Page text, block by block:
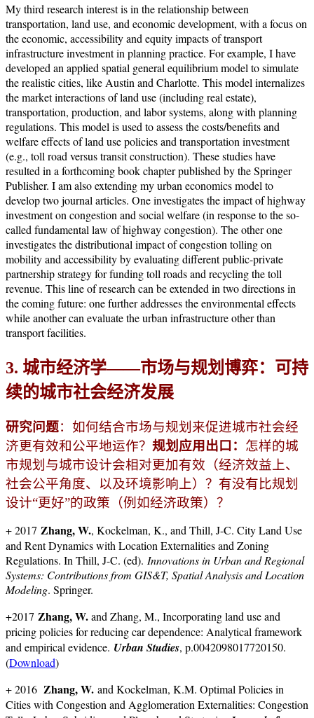
My third research interest is in the relationship between
transportation, land use, and economic development, with a focus on
the economic, accessibility and equity impacts of transport
infrastructure investment in planning practice. For example, I have
developed an applied spatial general equilibrium model to simulate
the realistic cities, like Austin and Charlotte. This model internalizes
the market interactions of land use (including real estate),
transportation, production, and labor systems, along with planning
regulations. This model is used to assess the costs/benefits and
welfare effects of land use policies and transportation investment
(e.g., toll road versus transit construction). These studies have
resulted in a forthcoming book chapter published by the Springer
Publisher. I am also extending my urban economics model to
develop two journal articles. One investigates the impact of highway
investment on congestion and social welfare (in response to the so-
called fundamental law of highway congestion). The other one
investigates the distributional impact of congestion tolling on
mobility and accessibility by evaluating different public-private
partnership strategy for funding toll roads and recycling the toll
revenue. This line of research can be extended in two directions in
the coming future: one further addresses the environmental effects
while another can evaluate the urban infrastructure other than
transport facilities.
3. 城市经济学——市场与规划博弈：可持
续的城市社会经济发展
研究问题：如何结合市场与规划来促进城市社会经
济更有效和公平地运作？ 规划应用出口： 怎样的城
市规划与城市设计会相对更加有效（经济效益上、
社会公平角度、以及环境影响上）？有没有比规划
设计“更好”的政策（例如经济政策）？
+ 2017 Zhang, W., Kockelman, K., and Thill, J-C. City Land Use
and Rent Dynamics with Location Externalities and Zoning
Regulations. In Thill, J-C. (ed). Innovations in Urban and Regional
Systems: Contributions from GIS&T, Spatial Analysis and Location
Modeling. Springer.
+2017 Zhang, W.and Zhang, M., Incorporating land use and
pricing policies for reducing car dependence: Analytical framework
and empirical evidence. Urban Studies, p.0042098017720150.
(Download)
+ 2016 Zhang, W. and Kockelman, K.M. Optimal Policies in
Cities with Congestion and Agglomeration Externalities: Congestion